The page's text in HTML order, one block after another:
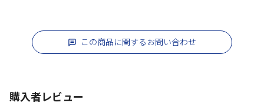
この商品に関するお問い合わせ
購入者レビュー